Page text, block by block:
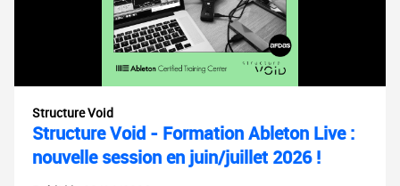
Structure Void
Structure Void - Formation Ableton Live :
nouvelle session en juin/juillet 2026 !